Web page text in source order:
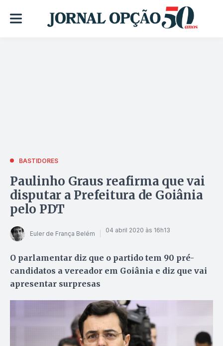
BASTIDORES
Paulinho Graus reafirma que vai
disputar a Prefeitura de Goiânia
pelo PDT
Euler de França Belém 04 abril 2020 às 16h13
O parlamentar diz que o partido tem 90 pré-
candidatos a vereador em Goiânia e diz que vai
apresentar surpresas